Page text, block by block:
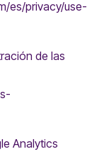
es/privacy/use-
de las
Analytics